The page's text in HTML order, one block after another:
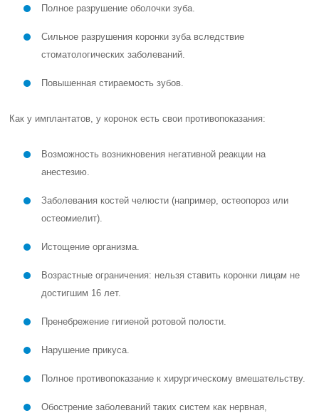
Полное разрушение оболочки зуба.
Сильное разрушения коронки зуба вследствие
стоматологических заболеваний.
Повышенная стираемость зубов.
Как у имплантатов, у коронок есть свои противопоказания:
Возможность возникновения негативной реакции на
анестезию.
Заболевания костей челюсти (например, остеопороз или
остеомиелит).
Истощение организма.
Возрастные ограничения: нельзя ставить коронки лицам не
достигшим 16 лет.
Пренебрежение гигиеной ротовой полости.
Нарушение прикуса.
Полное противопоказание к хирургическому вмешательству.
Обострение заболеваний таких систем как нервная,